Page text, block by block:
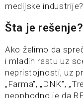
medijske industrije?
Šta je rešenje?
Ako želimo da
i mladih rastu uz
nepristojnosti, uz
„Farma”, „DNK”,
neophodno je da